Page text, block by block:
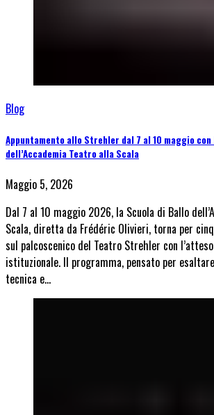
Blog
Appuntamento allo Strehler dal 7 al 10 maggio
dell’Accademia Teatro alla Scala
Maggio 5, 2026
Dal 7 al 10 maggio 2026, la Scuola di Ballo
Scala, diretta da Frédéric Olivieri, torna per
sul palcoscenico del Teatro Strehler con
istituzionale. Il programma, pensato per
tecnica e…